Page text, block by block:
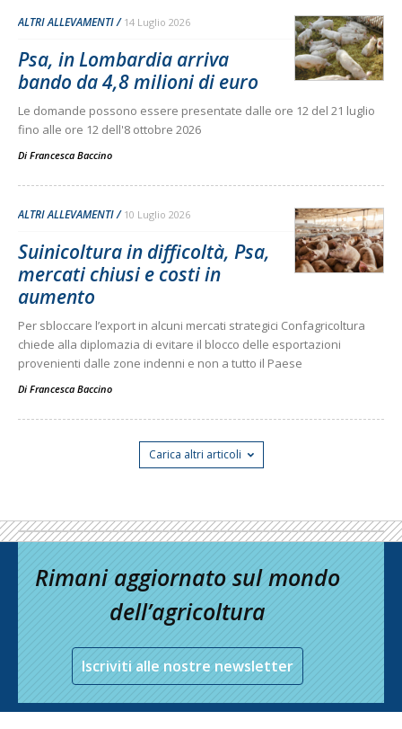
ALTRI ALLEVAMENTI 14 Luglio 2026
Psa, in Lombardia arriva
bando da 4,8 milioni di euro
Le domande possono essere presentate dalle ore 12 del 21 luglio
fino alle ore 12 dell'8 ottobre 2026
Di Francesca Baccino
ALTRI ALLEVAMENTI 10 Luglio 2026
Suinicoltura in difficoltà, Psa,
mercati chiusi e costi in
aumento
Per sbloccare l’export in alcuni mercati strategici Confagricoltura
chiede alla diplomazia di evitare il blocco delle esportazioni
provenienti dalle zone indenni e non a tutto il Paese
Di Francesca Baccino
Carica altri articoli
Rimani aggiornato sul mondo
dell’agricoltura
Iscriviti alle nostre newsletter